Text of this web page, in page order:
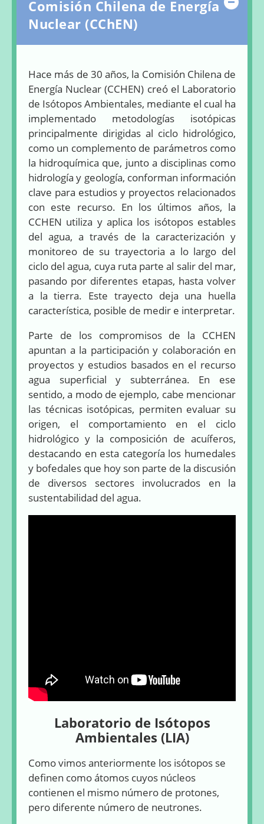
Comisión Chilena de Energía
Nuclear (CChEN)
Hace más de 30 años, la Comisión Chilena de
Energía Nuclear (CCHEN) creó el Laboratorio
de Isótopos Ambientales, mediante el cual ha
implementado metodologías isotópicas
principalmente dirigidas al ciclo hidrológico,
como un complemento de parámetros como
la hidroquímica que, junto a disciplinas como
hidrología y geología, conforman información
clave para estudios y proyectos relacionados
con este recurso. En los últimos años, la
CCHEN utiliza y aplica los isótopos estables
del agua, a través de la caracterización y
monitoreo de su trayectoria a lo largo del
ciclo del agua, cuya ruta parte al salir del mar,
pasando por diferentes etapas, hasta volver
a la tierra. Este trayecto deja una huella
característica, posible de medir e interpretar.
Parte de los compromisos de la CCHEN
apuntan a la participación y colaboración en
proyectos y estudios basados en el recurso
agua superficial y subterránea. En ese
sentido, a modo de ejemplo, cabe mencionar
las técnicas isotópicas, permiten evaluar su
origen, el comportamiento en el ciclo
hidrológico y la composición de acuíferos,
destacando en esta categoría los humedales
y bofedales que hoy son parte de la discusión
de diversos sectores involucrados en la
sustentabilidad del agua.
Laboratorio de Isótopos
Ambientales (LIA)
Como vimos anteriormente los isótopos se
definen como átomos cuyos núcleos
contienen el mismo número de protones,
pero diferente número de neutrones.